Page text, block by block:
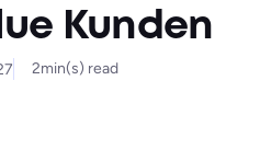
Kunden
2min(s) read